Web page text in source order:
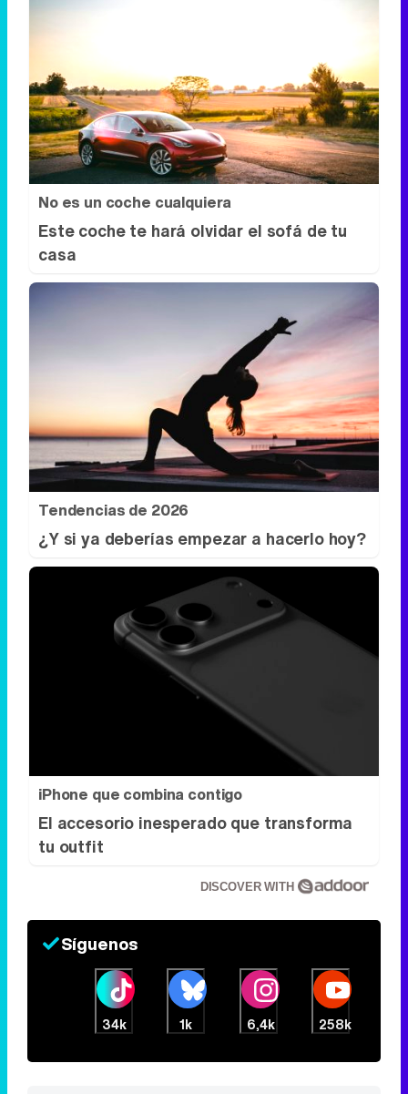
No es un coche cualquiera
Este coche te hará olvidar el sofá de tu
casa
Tendencias de 2026
¿Y si ya deberías empezar a hacerlo hoy?
iPhone que combina contigo
El accesorio inesperado que transforma
tu outfit
DISCOVER WITH
Síguenos
34k 1k 6,4k 258k